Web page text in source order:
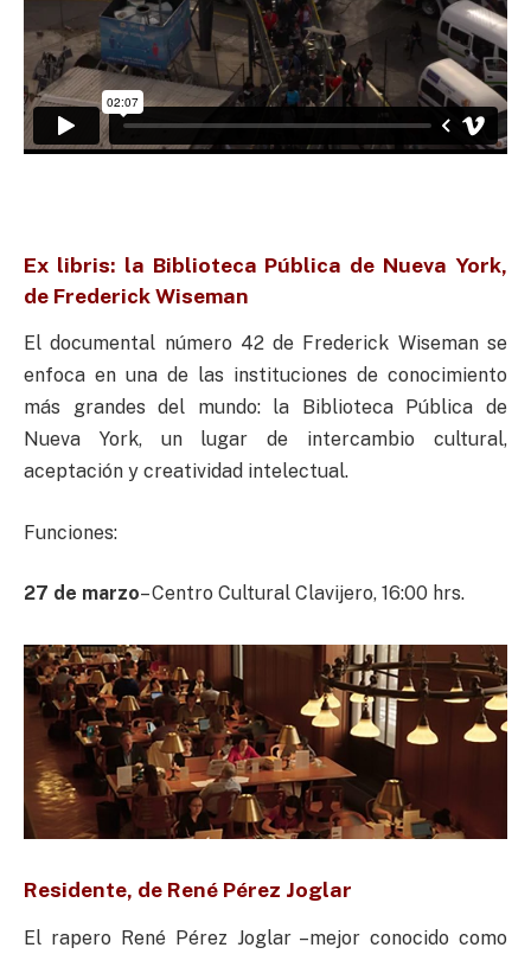
Ex libris: la Biblioteca Pública de Nueva York,
de Frederick Wiseman
El documental número 42 de Frederick Wiseman se
enfoca en una de las instituciones de conocimiento
más grandes del mundo: la Biblioteca Pública de
Nueva York, un lugar de intercambio cultural,
aceptación y creatividad intelectual.
Funciones:
27 de marzo– Centro Cultural Clavijero, 16:00 hrs.
Residente, de René Pérez Joglar
El rapero René Pérez Joglar –mejor conocido como